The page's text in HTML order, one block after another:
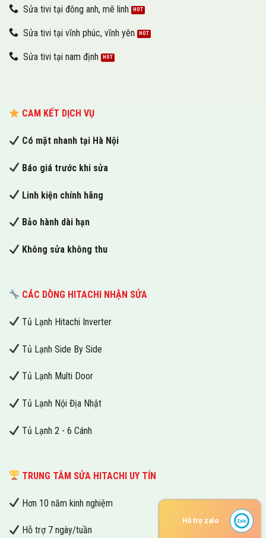
Sửa tivi tại đông anh, mê linh
Sửa tivi tại vĩnh phúc, vĩnh yên
Sửa tivi tại nam định
CAM KẾT DỊCH VỤ
Có mặt nhanh tại Hà Nội
Báo giá trước khi sửa
Linh kiện chính hãng
Bảo hành dài hạn
Không sửa không thu
CÁC DÒNG HITACHI NHẬN SỬA
Tủ Lạnh Hitachi Inverter
Tủ Lạnh Side By Side
Tủ Lạnh Multi Door
Tủ Lạnh Nội Địa Nhật
Tủ Lạnh 2 - 6 Cánh
TRUNG TÂM SỬA HITACHI UY TÍN
Hơn 10 năm kinh nghiệm
Hỗ trợ 7 ngày/tuần
Hỗ trợ zalo